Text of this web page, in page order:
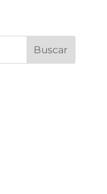
Buscar